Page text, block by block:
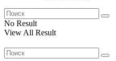
No Result
View All Result